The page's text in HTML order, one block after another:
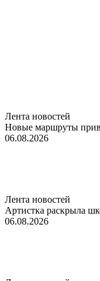
Лента новостей
Новые маршруты
06.08.2026
Лента новостей
Артистка раскрыла
06.08.2026